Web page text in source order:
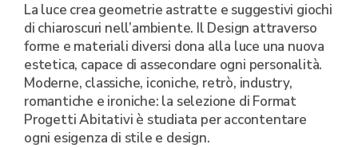
La luce crea geometrie astratte e suggestivi giochi
di chiaroscuri nell’ambiente. Il Design attraverso
forme e materiali diversi dona alla luce una nuova
estetica, capace di assecondare ogni personalità.
Moderne, classiche, iconiche, retrò, industry,
romantiche e ironiche: la selezione di Format
Progetti Abitativi è studiata per accontentare
ogni esigenza di stile e design.